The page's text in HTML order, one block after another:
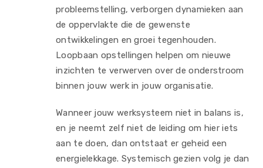
probleemstelling, verborgen dynamieken aan
de oppervlakte die de gewenste
ontwikkelingen en groei tegenhouden.
Loopbaan opstellingen helpen om nieuwe
inzichten te verwerven over de onderstroom
binnen jouw werk in jouw organisatie.
Wanneer jouw werksysteem niet in balans is,
en je neemt zelf niet de leiding om hier iets
aan te doen, dan ontstaat er geheid een
energielekkage. Systemisch gezien volg je dan